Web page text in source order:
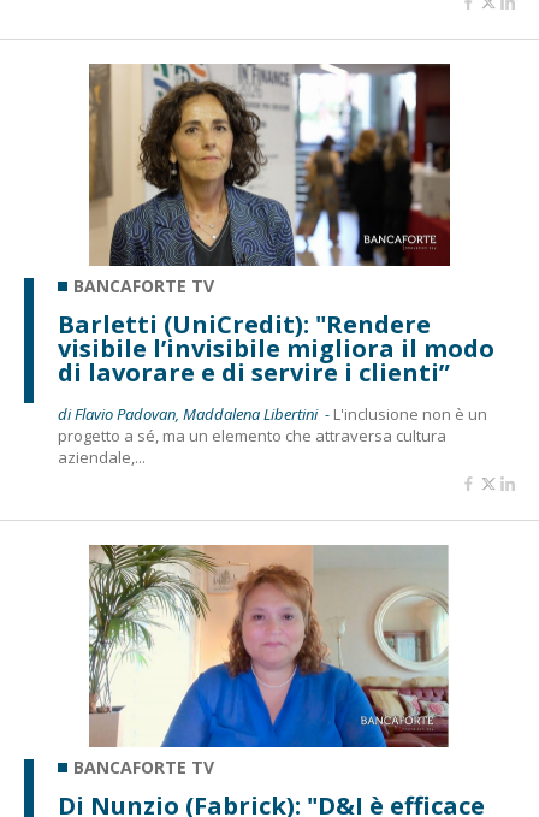
BANCAFORTE TV
Barletti (UniCredit): "Rendere
visibile l’invisibile migliora il modo
di lavorare e di servire i clienti”
di Flavio Padovan, Maddalena Libertini - L'inclusione non è un
progetto a sé, ma un elemento che attraversa cultura
aziendale,...
BANCAFORTE TV
Di Nunzio (Fabrick): "D&I è efficace